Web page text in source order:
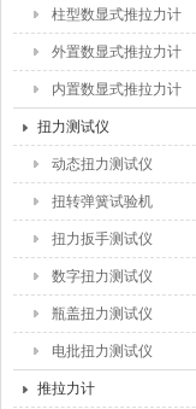
柱型数显式推拉力计
外置数显式推拉力计
内置数显式推拉力计
扭力测试仪
动态扭力测试仪
扭转弹簧试验机
扭力扳手测试仪
数字扭力测试仪
瓶盖扭力测试仪
电批扭力测试仪
推拉力计